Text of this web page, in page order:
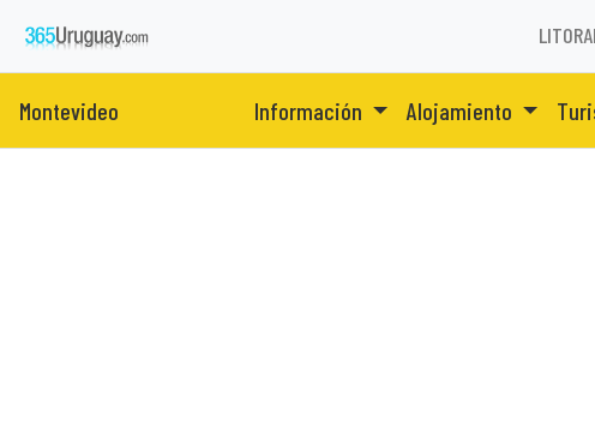
Montevideo Información Alojamiento